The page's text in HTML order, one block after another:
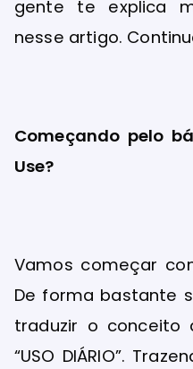
gente te explica
nesse artigo.
Começando pelo
Use?
Vamos começar
De forma bastante
traduzir o conceito
“USO DIÁRIO”.